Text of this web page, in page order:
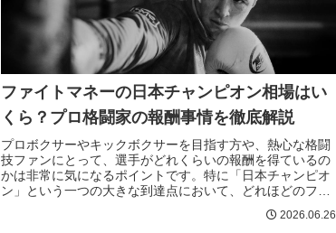
ファイトマネーの日本チャンピオン相場はい
くら？プロ格闘家の報酬事情を徹底解説
プロボクサーやキックボクサーを目指す方や、熱心な格闘
技ファンにとって、選手がどれくらいの報酬を得ているの
かは非常に気になるポイントです。特に「日本チャンピオ
ン」という一つの大きな到達点において、どれほどのファ
2026.06.26